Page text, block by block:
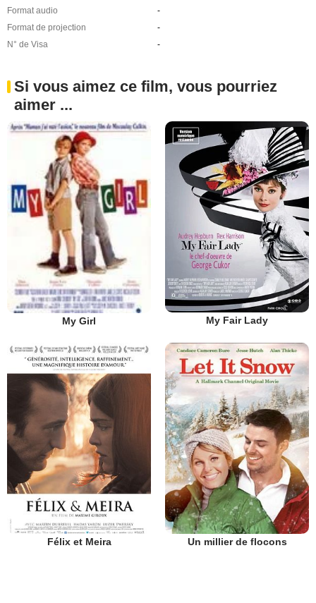
Format audio
-
Format de projection
-
N° de Visa
-
Si vous aimez ce film, vous pourriez
aimer ...
My Girl My Fair Lady
Félix et Meira Un millier de flocons